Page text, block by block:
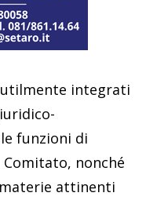
integrati
funzioni di
nonché
attinenti